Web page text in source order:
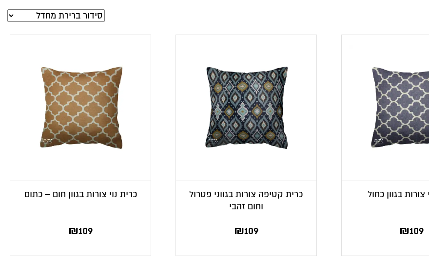
צורות בגוון כחול
₪109
כרית קטיפה צורות בגווני פטרול
וחום זהבי
₪109
כרית נוי צורות בגוון חום – כתום
₪109